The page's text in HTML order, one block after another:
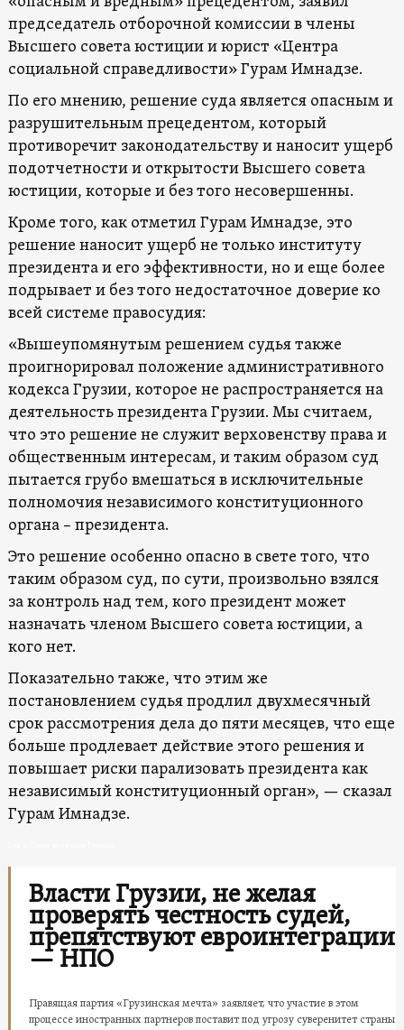
председатель отборочной комиссии в члены
Высшего совета юстиции и юрист «Центра
социальной справедливости» Гурам Имнадзе.
По его мнению, решение суда является опасным и
разрушительным прецедентом, который
противоречит законодательству и наносит ущерб
подотчетности и открытости Высшего совета
юстиции, которые и без того несовершенны.
Кроме того, как отметил Гурам Имнадзе, это
решение наносит ущерб не только институту
президента и его эффективности, но и еще более
подрывает и без того недостаточное доверие ко
всей системе правосудия:
«Вышеупомянутым решением судья также
проигнорировал положение административного
кодекса Грузии, которое не распространяется на
деятельность президента Грузии. Мы считаем,
что это решение не служит верховенству права и
общественным интересам, и таким образом суд
пытается грубо вмешаться в исключительные
полномочия независимого конституционного
органа – президента.
Это решение особенно опасно в свете того, что
таким образом суд, по сути, произвольно взялся
за контроль над тем, кого президент может
назначать членом Высшего совета юстиции, а
кого нет.
Показательно также, что этим же
постановлением судья продлил двухмесячный
срок рассмотрения дела до пяти месяцев, что еще
больше продлевает действие этого решения и
повышает риски парализовать президента как
независимый конституционный орган», — сказал
Гурам Имнадзе.
Власти Грузии, не желая
проверять честность судей,
препятствуют евроинтеграции
— НПО
Правящая партия «Грузинская мечта» заявляет, что участие в этом
процессе иностранных партнеров поставит под угрозу суверенитет страны